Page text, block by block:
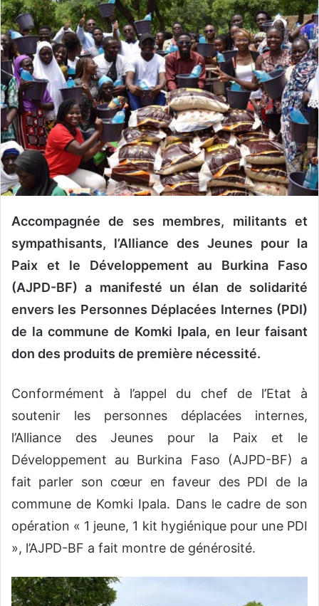
y
e
r
u
n
c
o
u
r
r
i
e
Accompagnée de ses membres, militants et
sympathisants, l’Alliance des Jeunes pour la
Paix et le Développement au Burkina Faso
(AJPD-BF) a manifesté un élan de solidarité
envers les Personnes Déplacées Internes (PDI)
de la commune de Komki Ipala, en leur faisant
don des produits de première nécessité.
Conformément à l’appel du chef de l’Etat à
soutenir les personnes déplacées internes,
l’Alliance des Jeunes pour la Paix et le
Développement au Burkina Faso (AJPD-BF) a
fait parler son cœur en faveur des PDI de la
commune de Komki Ipala. Dans le cadre de son
opération « 1 jeune, 1 kit hygiénique pour une PDI
», l’AJPD-BF a fait montre de générosité.